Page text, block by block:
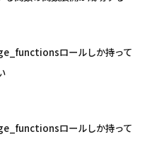
ロールしか持って
ロールしか持って